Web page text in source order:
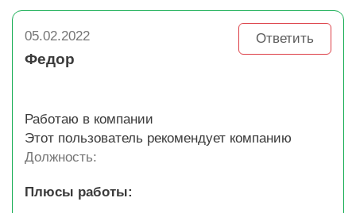
05.02.2022 Ответить
Федор
Работаю в компании
Этот пользователь рекомендует компанию
Должность:
Плюсы работы: